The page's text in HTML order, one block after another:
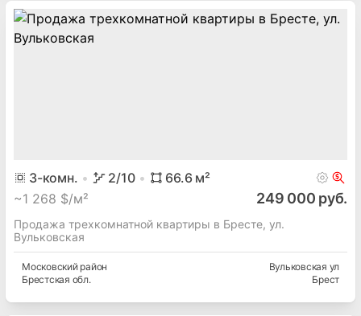
3-комн. 2/10 66.6м²
~1 268 $/м² 249 000 руб.
Продажа трехкомнатной квартиры в Бресте, ул.
Вульковская
Московскийрайон
Брестская обл.
Вульковская ул
Брест